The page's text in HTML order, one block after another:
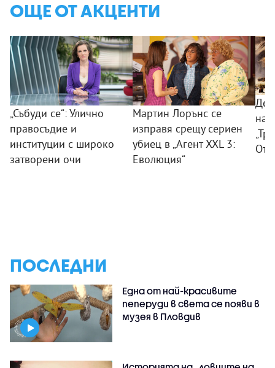
ОЩЕ ОТ АКЦЕНТИ
„Събуди се“: Улично
правосъдие и
институции с широко
затворени очи
Мартин Лорънс се
изправя срещу сериен
убиец в „Агент XXL 3:
Еволюция“
на
ПОСЛЕДНИ
Една от най-красивите
пеперуди в света се появи в
музея в Пловдив